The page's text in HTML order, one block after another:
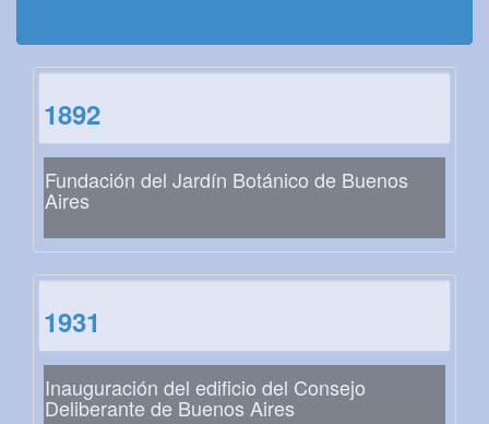
1892
Fundación del Jardín Botánico de Buenos
Aires
1931
Inauguración del edificio del Consejo
Deliberante de Buenos Aires